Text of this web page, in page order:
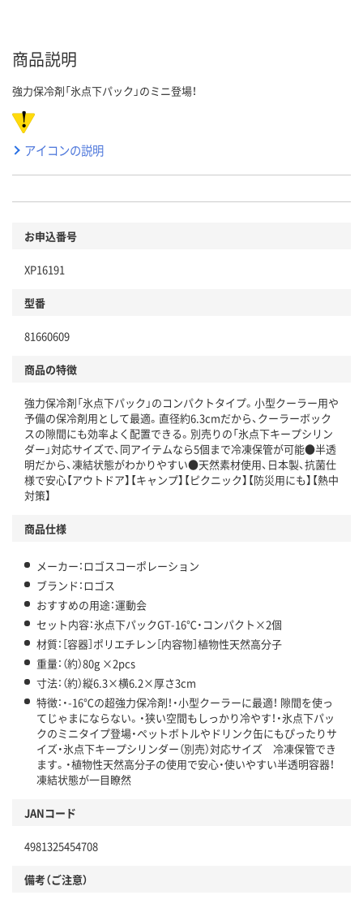
商品説明
強力保冷剤「氷点下パック」のミニ登場！
アイコンの説明
お申込番号
XP16191
型番
81660609
商品の特徴
強力保冷剤「氷点下パック」のコンパクトタイプ。小型クーラー用や
予備の保冷剤用として最適。直径約6.3cmだから、クーラーボック
スの隙間にも効率よく配置できる。別売りの「氷点下キープシリン
ダー」対応サイズで、同アイテムなら5個まで冷凍保管が可能●半透
明だから、凍結状態がわかりやすい●天然素材使用、日本製、抗菌仕
様で安心【アウトドア】【キャンプ】【ピクニック】【防災用にも】【熱中
対策】
商品仕様
メーカー：ロゴスコーポレーション
ブランド：ロゴス
おすすめの用途：運動会
セット内容：氷点下パックGT-16℃・コンパクト×2個
材質：［容器］ポリエチレン［内容物］植物性天然高分子
重量：（約）80g ×2pcs
寸法：（約）縦6.3×横6.2×厚さ3cm
特徴：・-16℃の超強力保冷剤！・小型クーラーに最適！ 隙間を使っ
てじゃまにならない。・狭い空間もしっかり冷やす！・氷点下パッ
クのミニタイプ登場・ペットボトルやドリンク缶にもぴったりサ
イズ・氷点下キープシリンダー（別売）対応サイズ 冷凍保管でき
ます。・植物性天然高分子の使用で安心・使いやすい半透明容器！
凍結状態が一目瞭然
JANコード
4981325454708
備考（ご注意）